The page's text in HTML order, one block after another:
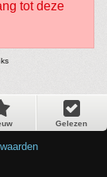
tot deze
Gelezen